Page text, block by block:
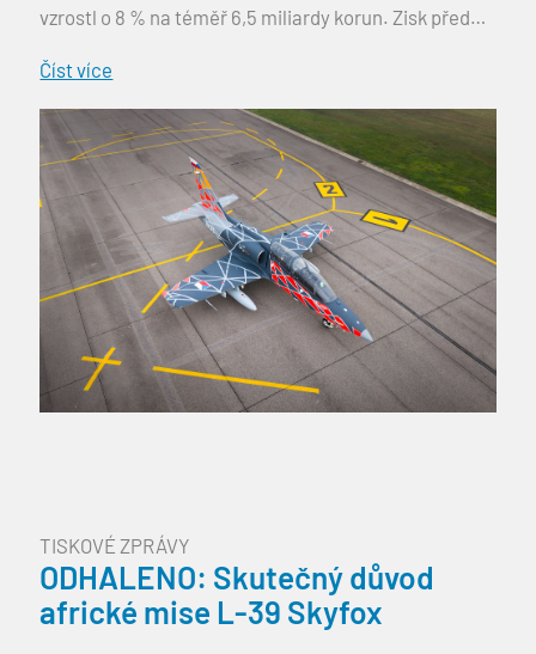
vzrostl o 8 % na téměř 6,5 miliardy korun. Zisk před
rekordních 512 milionů korun, tedy o 402 %. Adjusted
EBITDA* vzrostla […]
Číst více
TISKOVÉ ZPRÁVY
ODHALENO: Skutečný důvod
africké mise L-39 Skyfox